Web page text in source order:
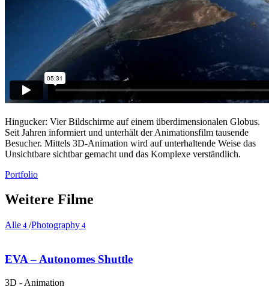
Hingucker: Vier Bildschirme auf einem überdimensionalen Globus.
Seit Jahren informiert und unterhält der Animationsfilm tausende
Besucher. Mittels 3D-Animation wird auf unterhaltende Weise das
Unsichtbare sichtbar gemacht und das Komplexe verständlich.
Portfolio
Weitere Filme
Alle 4 /Photography 4
EVA – Autonomes Shuttle
3D - Animation